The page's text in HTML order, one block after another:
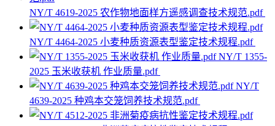
NY/T 4619-2025 农作物地面样方遥感调查技术规范.pdf
NY/T 4464-2025 小麦种质资源表型鉴定技术规程.pdf
NY/T 1355-
2025 玉米收获机 作业质量.pdf
NY/T
4639-2025 种鸡本交笼饲养技术规范.pdf